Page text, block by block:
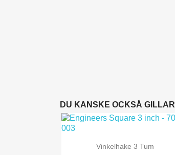
DU KANSKE OCKSÅ GILLAR
 Snabbvy
Vinkelhake 3 Tum